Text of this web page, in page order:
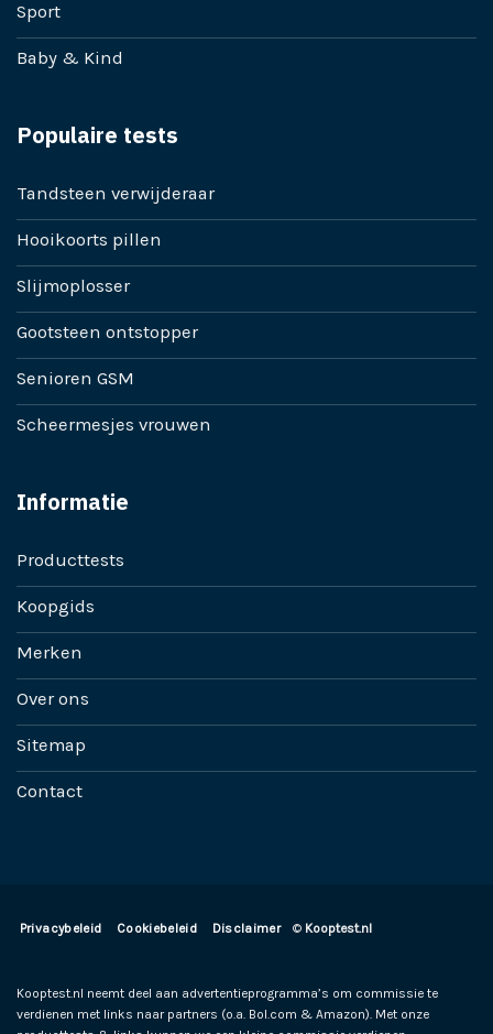
Sport
Baby & Kind
Populaire tests
Tandsteen verwijderaar
Hooikoorts pillen
Slijmoplosser
Gootsteen ontstopper
Senioren GSM
Scheermesjes vrouwen
Informatie
Producttests
Koopgids
Merken
Over ons
Sitemap
Contact
Privacybeleid Cookiebeleid Disclaimer © Kooptest.nl
Kooptest.nl neemt deel aan advertentieprogramma’s om commissie te
verdienen met links naar partners (o.a. Bol.com & Amazon). Met onze